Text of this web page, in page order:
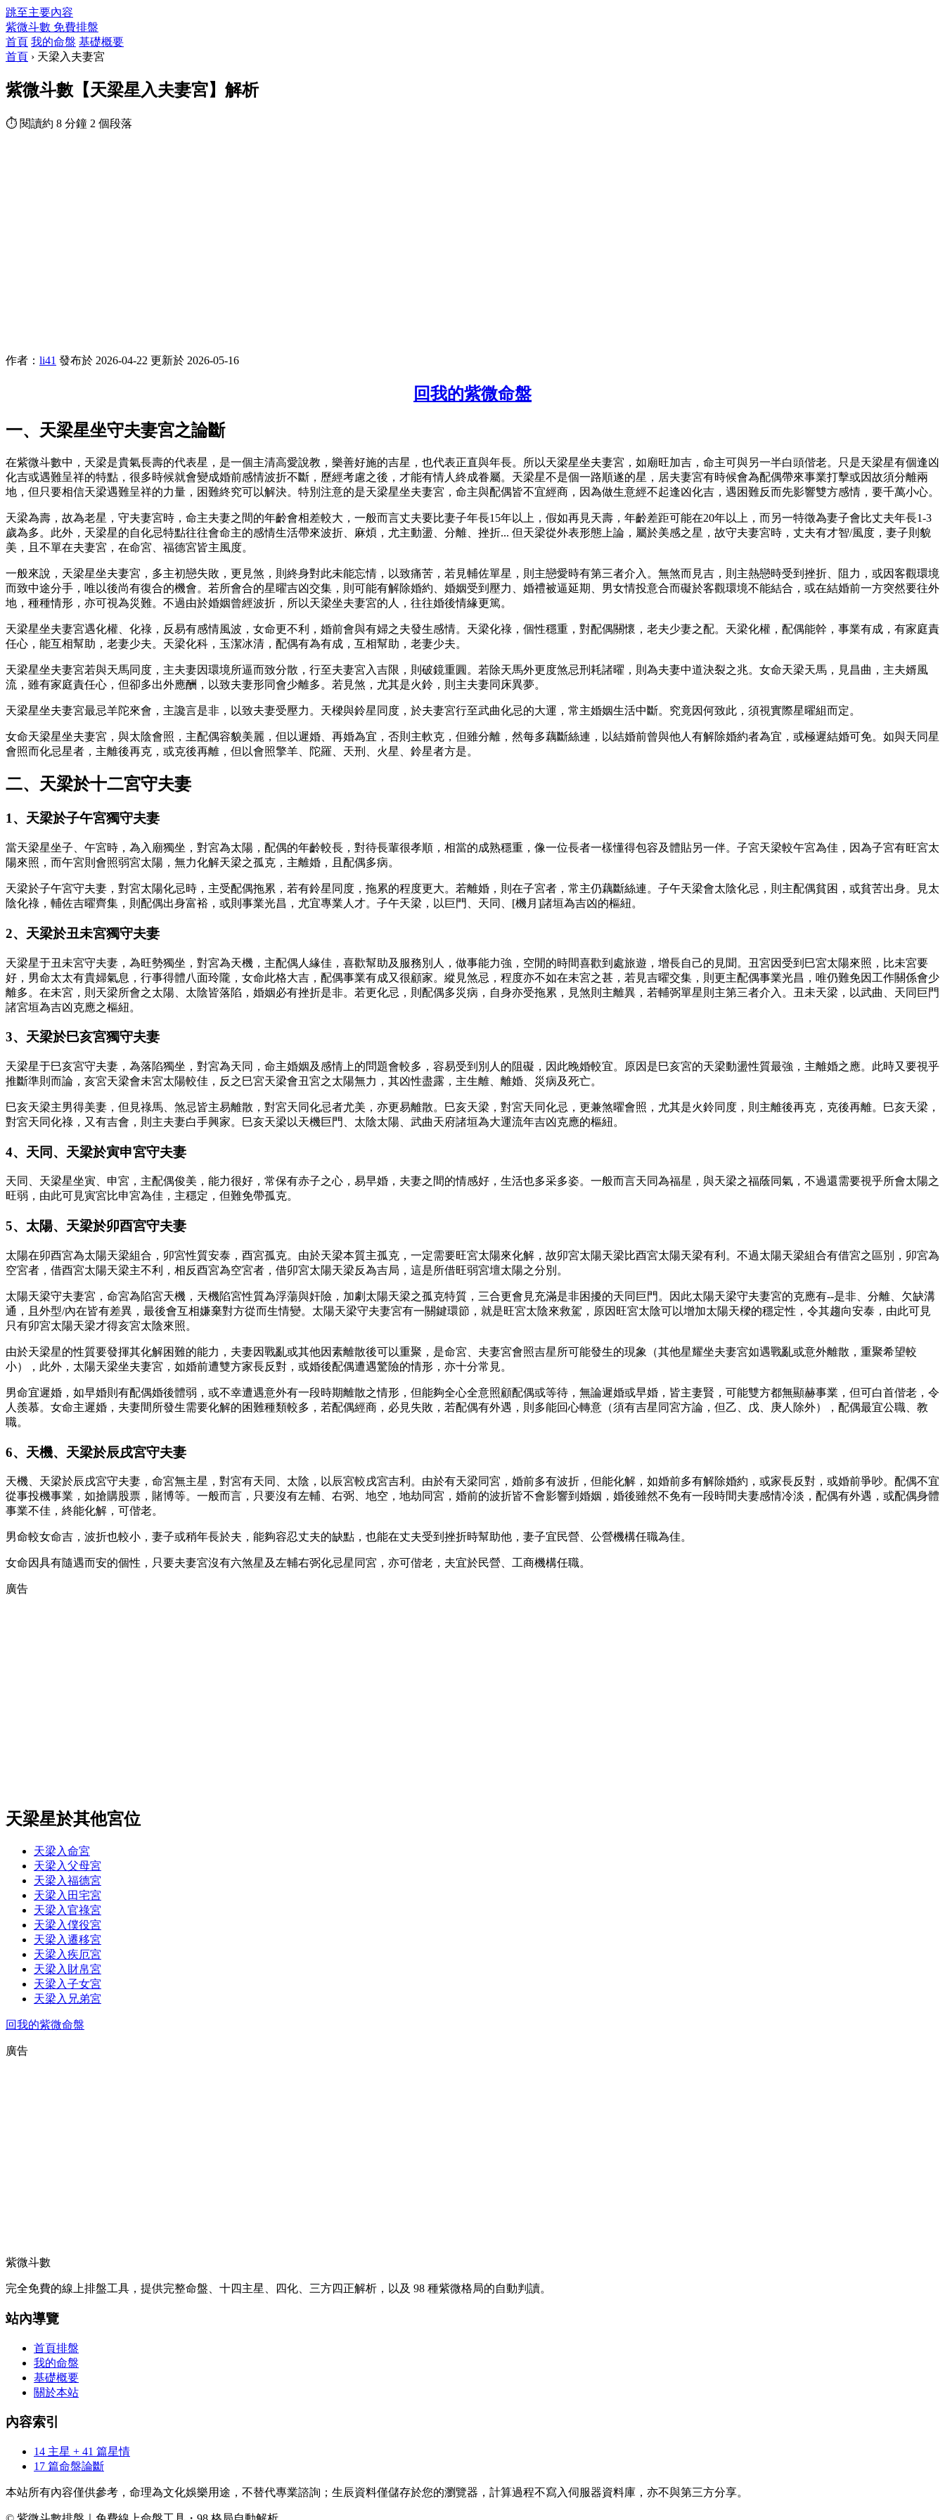
跳至主要內容
紫微斗數 免費排盤
首頁 我的命盤 基礎概要
首頁 › 天梁入夫妻宮
紫微斗數【天梁星入夫妻宮】解析
⏱ 閱讀約 8 分鐘 2 個段落
作者： li41 發布於 2026-04-22 更新於 2026-05-16
回我的紫微命盤
一、天梁星坐守夫妻宮之論斷
在紫微斗數中，天梁是貴氣長壽的代表星，是一個主清高愛說教，樂善好施的吉星，也代表正直與年長。所以天梁星坐夫妻宮，如廟旺加吉，命主可與另一半白頭偕老。只是天梁星有個逢凶
化吉或遇難呈祥的特點，很多時候就會變成婚前感情波折不斷，歷經考慮之後，才能有情人終成眷屬。天梁星不是個一路順遂的星，居夫妻宮有時候會為配偶帶來事業打擊或因故須分離兩
地，但只要相信天梁遇難呈祥的力量，困難終究可以解決。特別注意的是天梁星坐夫妻宮，命主與配偶皆不宜經商，因為做生意經不起逢凶化吉，遇困難反而先影響雙方感情，要千萬小心。
天梁為壽，故為老星，守夫妻宮時，命主夫妻之間的年齡會相差較大，一般而言丈夫要比妻子年長15年以上，假如再見天壽，年齡差距可能在20年以上，而另一特徵為妻子會比丈夫年長1-3
歲為多。此外，天梁星的自化忌特點往往會命主的感情生活帶來波折、麻煩，尤主動盪、分離、挫折... 但天梁從外表形態上論，屬於美感之星，故守夫妻宮時，丈夫有才智/風度，妻子則貌
美，且不單在夫妻宮，在命宮、福德宮皆主風度。
一般來說，天梁星坐夫妻宮，多主初戀失敗，更見煞，則終身對此未能忘情，以致痛苦，若見輔佐單星，則主戀愛時有第三者介入。無煞而見吉，則主熱戀時受到挫折、阻力，或因客觀環境
而致中途分手，唯以後尚有復合的機會。若所會合的星曜吉凶交集，則可能有解除婚約、婚姻受到壓力、婚禮被逼延期、男女情投意合而礙於客觀環境不能結合，或在結婚前一方突然要往外
地，種種情形，亦可視為災難。不過由於婚姻曾經波折，所以天梁坐夫妻宮的人，往往婚後情緣更篤。
天梁星坐夫妻宮遇化權、化祿，反易有感情風波，女命更不利，婚前會與有婦之夫發生感情。天梁化祿，個性穩重，對配偶關懷，老夫少妻之配。天梁化權，配偶能幹，事業有成，有家庭責
任心，能互相幫助，老妻少夫。天梁化科，玉潔冰清，配偶有為有成，互相幫助，老妻少夫。
天梁星坐夫妻宮若與天馬同度，主夫妻因環境所逼而致分散，行至夫妻宮入吉限，則破鏡重圓。若除天馬外更度煞忌刑耗諸曜，則為夫妻中道決裂之兆。女命天梁天馬，見昌曲，主夫婿風
流，雖有家庭責任心，但卻多出外應酬，以致夫妻形同會少離多。若見煞，尤其是火鈴，則主夫妻同床異夢。
天梁星坐夫妻宮最忌羊陀來會，主讒言是非，以致夫妻受壓力。天樑與鈴星同度，於夫妻宮行至武曲化忌的大運，常主婚姻生活中斷。究竟因何致此，須視實際星曜組而定。
女命天梁星坐夫妻宮，與太陰會照，主配偶容貌美麗，但以遲婚、再婚為宜，否則主軟克，但雖分離，然每多藕斷絲連，以結婚前曾與他人有解除婚約者為宜，或極遲結婚可免。如與天同星
會照而化忌星者，主離後再克，或克後再離，但以會照擎羊、陀羅、天刑、火星、鈴星者方是。
二、天梁於十二宮守夫妻
1、天梁於子午宮獨守夫妻
當天梁星坐子、午宮時，為入廟獨坐，對宮為太陽，配偶的年齡較長，對待長輩很孝順，相當的成熟穩重，像一位長者一樣懂得包容及體貼另一伴。子宮天梁較午宮為佳，因為子宮有旺宮太
陽來照，而午宮則會照弱宮太陽，無力化解天梁之孤克，主離婚，且配偶多病。
天梁於子午宮守夫妻，對宮太陽化忌時，主受配偶拖累，若有鈴星同度，拖累的程度更大。若離婚，則在子宮者，常主仍藕斷絲連。子午天梁會太陰化忌，則主配偶貧困，或貧苦出身。見太
陰化祿，輔佐吉曜齊集，則配偶出身富裕，或則事業光昌，尤宜專業人才。子午天梁，以巨門、天同、[機月]諸垣為吉凶的樞紐。
2、天梁於丑未宮獨守夫妻
天梁星于丑未宮守夫妻，為旺勢獨坐，對宮為天機，主配偶人緣佳，喜歡幫助及服務別人，做事能力強，空閒的時間喜歡到處旅遊，增長自己的見聞。丑宮因受到巳宮太陽來照，比未宮要
好，男命太太有貴婦氣息，行事得體八面玲隴，女命此格大吉，配偶事業有成又很顧家。縱見煞忌，程度亦不如在未宮之甚，若見吉曜交集，則更主配偶事業光昌，唯仍難免因工作關係會少
離多。在未宮，則天梁所會之太陽、太陰皆落陷，婚姻必有挫折是非。若更化忌，則配偶多災病，自身亦受拖累，見煞則主離異，若輔弼單星則主第三者介入。丑未天梁，以武曲、天同巨門
諸宮垣為吉凶克應之樞紐。
3、天梁於巳亥宮獨守夫妻
天梁星于巳亥宮守夫妻，為落陷獨坐，對宮為天同，命主婚姻及感情上的問題會較多，容易受到別人的阻礙，因此晚婚較宜。原因是巳亥宮的天梁動盪性質最強，主離婚之應。此時又要視乎
推斷準則而論，亥宮天梁會未宮太陽較佳，反之巳宮天梁會丑宮之太陽無力，其凶性盡露，主生離、離婚、災病及死亡。
巳亥天梁主男得美妻，但見祿馬、煞忌皆主易離散，對宮天同化忌者尤美，亦更易離散。巳亥天梁，對宮天同化忌，更兼煞曜會照，尤其是火鈴同度，則主離後再克，克後再離。巳亥天梁，
對宮天同化祿，又有吉會，則主夫妻白手興家。巳亥天梁以天機巨門、太陰太陽、武曲天府諸垣為大運流年吉凶克應的樞紐。
4、天同、天梁於寅申宮守夫妻
天同、天梁星坐寅、申宮，主配偶俊美，能力很好，常保有赤子之心，易早婚，夫妻之間的情感好，生活也多采多姿。一般而言天同為福星，與天梁之福蔭同氣，不過還需要視乎所會太陽之
旺弱，由此可見寅宮比申宮為佳，主穩定，但難免帶孤克。
5、太陽、天梁於卯酉宮守夫妻
太陽在卯酉宮為太陽天梁組合，卯宮性質安泰，酉宮孤克。由於天梁本質主孤克，一定需要旺宮太陽來化解，故卯宮太陽天梁比酉宮太陽天梁有利。不過太陽天梁組合有借宮之區別，卯宮為
空宮者，借酉宮太陽天梁主不利，相反酉宮為空宮者，借卯宮太陽天梁反為吉局，這是所借旺弱宮壇太陽之分別。
太陽天梁守夫妻宮，命宮為陷宮天機，天機陷宮性質為浮蕩與奸險，加劇太陽天梁之孤克特質，三合更會見充滿是非困擾的天同巨門。因此太陽天梁守夫妻宮的克應有--是非、分離、欠缺溝
通，且外型/內在皆有差異，最後會互相嫌棄對方從而生情變。太陽天梁守夫妻宮有一關鍵環節，就是旺宮太陰來救駕，原因旺宮太陰可以增加太陽天樑的穩定性，令其趨向安泰，由此可見
只有卯宮太陽天梁才得亥宮太陰來照。
由於天梁星的性質要發揮其化解困難的能力，夫妻因戰亂或其他因素離散後可以重聚，是命宮、夫妻宮會照吉星所可能發生的現象（其他星耀坐夫妻宮如遇戰亂或意外離散，重聚希望較
小），此外，太陽天梁坐夫妻宮，如婚前遭雙方家長反對，或婚後配偶遭遇驚險的情形，亦十分常見。
男命宜遲婚，如早婚則有配偶婚後體弱，或不幸遭遇意外有一段時期離散之情形，但能夠全心全意照顧配偶或等待，無論遲婚或早婚，皆主妻賢，可能雙方都無顯赫事業，但可白首偕老，令
人羨慕。女命主遲婚，夫妻間所發生需要化解的困難種類較多，若配偶經商，必見失敗，若配偶有外遇，則多能回心轉意（須有吉星同宮方論，但乙、戊、庚人除外），配偶最宜公職、教
職。
6、天機、天梁於辰戌宮守夫妻
天機、天梁於辰戌宮守夫妻，命宮無主星，對宮有天同、太陰，以辰宮較戌宮吉利。由於有天梁同宮，婚前多有波折，但能化解，如婚前多有解除婚約，或家長反對，或婚前爭吵。配偶不宜
從事投機事業，如搶購股票，賭博等。一般而言，只要沒有左輔、右弼、地空，地劫同宮，婚前的波折皆不會影響到婚姻，婚後雖然不免有一段時間夫妻感情冷淡，配偶有外遇，或配偶身體
事業不佳，終能化解，可偕老。
男命較女命吉，波折也較小，妻子或稍年長於夫，能夠容忍丈夫的缺點，也能在丈夫受到挫折時幫助他，妻子宜民營、公營機構任職為佳。
女命因具有隨遇而安的個性，只要夫妻宮沒有六煞星及左輔右弼化忌星同宮，亦可偕老，夫宜於民營、工商機構任職。
廣告
天梁星於其他宮位
天梁入命宮
天梁入父母宮
天梁入福德宮
天梁入田宅宮
天梁入官祿宮
天梁入僕役宮
天梁入遷移宮
天梁入疾厄宮
天梁入財帛宮
天梁入子女宮
天梁入兄弟宮
回我的紫微命盤
廣告
紫微斗數
完全免費的線上排盤工具，提供完整命盤、十四主星、四化、三方四正解析，以及 98 種紫微格局的自動判讀。
站內導覽
首頁排盤
我的命盤
基礎概要
關於本站
內容索引
14 主星 + 41 篇星情
17 篇命盤論斷
本站所有內容僅供參考，命理為文化娛樂用途，不替代專業諮詢；生辰資料僅儲存於您的瀏覽器，計算過程不寫入伺服器資料庫，亦不與第三方分享。